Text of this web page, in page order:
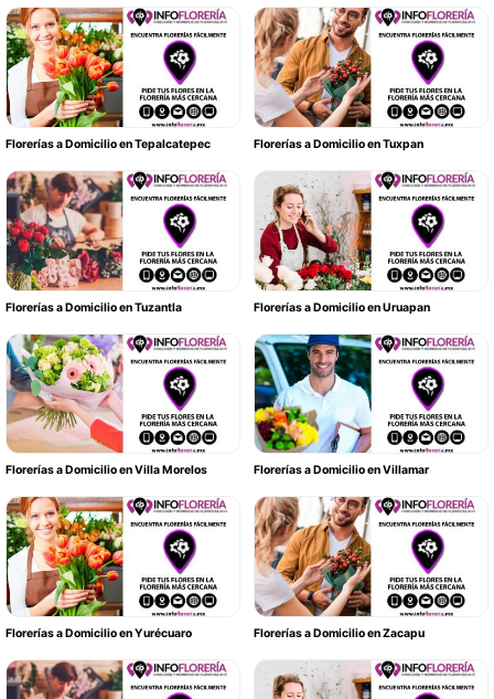
Florerías a Domicilio en Tepalcatepec Florerías a Domicilio en Tuxpan
Florerías a Domicilio en Tuzantla Florerías a Domicilio en Uruapan
Florerías a Domicilio en Villa Morelos Florerías a Domicilio en Villamar
Florerías a Domicilio en Yurécuaro Florerías a Domicilio en Zacapu